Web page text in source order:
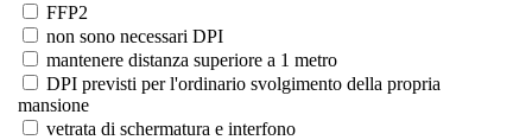
FFP2
non sono necessari DPI
mantenere distanza superiore a 1 metro
DPI previsti per l'ordinario svolgimento della propria
mansione
vetrata di schermatura e interfono